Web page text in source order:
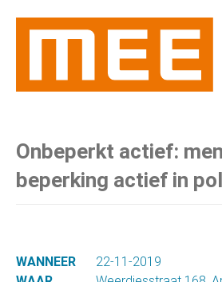
Onbeperkt actief:
beperking actief in
WANNEER
22-11-2019